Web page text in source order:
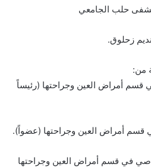
حلب الجامعي
زحلوق.
من:
قسم أمراض العين وجراحتها (رئيساً
قسم أمراض العين وجراحتها (عضواً).
في قسم أمراض العين وجراحتها